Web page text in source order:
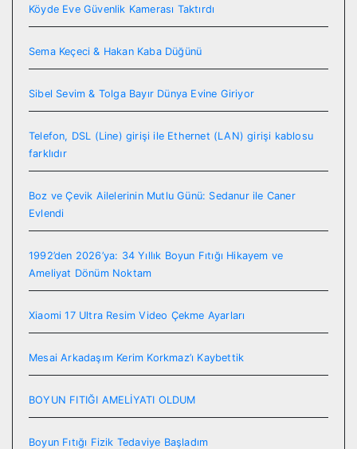
Köyde Eve Güvenlik Kamerası Taktırdı
Sema Keçeci & Hakan Kaba Düğünü
Sibel Sevim & Tolga Bayır Dünya Evine Giriyor
Telefon, DSL (Line) girişi ile Ethernet (LAN) girişi kablosu
farklıdır
Boz ve Çevik Ailelerinin Mutlu Günü: Sedanur ile Caner
Evlendi
1992’den 2026’ya: 34 Yıllık Boyun Fıtığı Hikayem ve
Ameliyat Dönüm Noktam
Xiaomi 17 Ultra Resim Video Çekme Ayarları
Mesai Arkadaşım Kerim Korkmaz’ı Kaybettik
BOYUN FITIĞI AMELİYATI OLDUM
Boyun Fıtığı Fizik Tedaviye Başladım